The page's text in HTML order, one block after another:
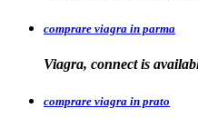
comprare viagra in parma
Viagra, connect is
comprare viagra in prato